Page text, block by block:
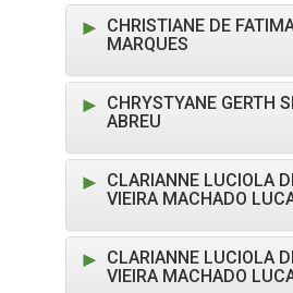
CHRISTIANE DE
MARQUES
CHRYSTYANE GERTH
ABREU
CLARIANNE LUCIOLA
VIEIRA MACHADO
CLARIANNE LUCIOLA
VIEIRA MACHADO